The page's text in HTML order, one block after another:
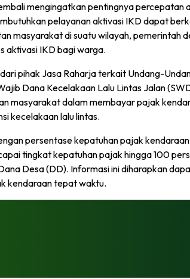
mengingatkan pentingnya percepatan
pelayanan aktivasi IKD dapat
masyarakat di suatu wilayah, pemerintah
aktivasi IKD bagi warga.
pihak Jasa Raharja terkait Undang-
Dana Kecelakaan Lalu Lintas Jalan
masyarakat dalam membayar pajak
kecelakaan lalu lintas.
persentase kepatuhan pajak
tingkat kepatuhan pajak hingga 100
Desa (DD). Informasi ini diharapkan
kendaraan tepat waktu.